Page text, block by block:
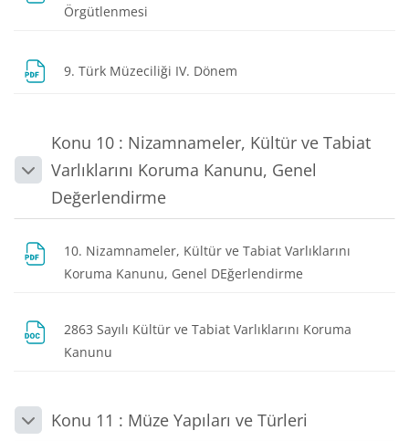
Örgütlenmesi
9. Türk Müzeciliği IV. Dönem
Daralt
Konu 10 : Nizamnameler, Kültür ve Tabiat
Varlıklarını Koruma Kanunu, Genel
Değerlendirme
10. Nizamnameler, Kültür ve Tabiat Varlıklarını
Koruma Kanunu, Genel DEğerlendirme
2863 Sayılı Kültür ve Tabiat Varlıklarını Koruma
Kanunu
DaraltKonu 11 : Müze Yapıları ve Türleri